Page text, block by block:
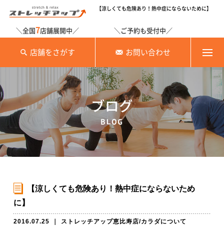
【涼しくても危険あり！熱中症にならないために】
＼全国7店舗展開中／
店舗をさがす
＼ご予約も受付中／
お問い合わせ
ブログ
BLOG
【涼しくても危険あり！熱中症にならないため
に】
2016.07.25 ストレッチアップ恵比寿店/カラダについて